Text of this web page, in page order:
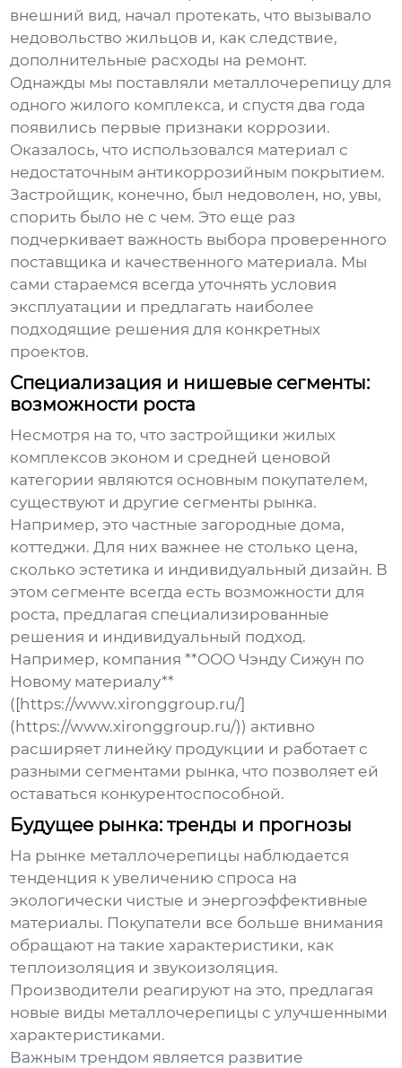
внешний вид, начал протекать, что вызывало
недовольство жильцов и, как следствие,
дополнительные расходы на ремонт.
Однажды мы поставляли металлочерепицу для
одного жилого комплекса, и спустя два года
появились первые признаки коррозии.
Оказалось, что использовался материал с
недостаточным антикоррозийным покрытием.
Застройщик, конечно, был недоволен, но, увы,
спорить было не с чем. Это еще раз
подчеркивает важность выбора проверенного
поставщика и качественного материала. Мы
сами стараемся всегда уточнять условия
эксплуатации и предлагать наиболее
подходящие решения для конкретных
проектов.
Специализация и нишевые сегменты:
возможности роста
Несмотря на то, что застройщики жилых
комплексов эконом и средней ценовой
категории являются основным покупателем,
существуют и другие сегменты рынка.
Например, это частные загородные дома,
коттеджи. Для них важнее не столько цена,
сколько эстетика и индивидуальный дизайн. В
этом сегменте всегда есть возможности для
роста, предлагая специализированные
решения и индивидуальный подход.
Например, компания **ООО Чэнду Сижун по
Новому материалу**
([https://www.xironggroup.ru/]
(https://www.xironggroup.ru/)) активно
расширяет линейку продукции и работает с
разными сегментами рынка, что позволяет ей
оставаться конкурентоспособной.
Будущее рынка: тренды и прогнозы
На рынке металлочерепицы наблюдается
тенденция к увеличению спроса на
экологически чистые и энергоэффективные
материалы. Покупатели все больше внимания
обращают на такие характеристики, как
теплоизоляция и звукоизоляция.
Производители реагируют на это, предлагая
новые виды металлочерепицы с улучшенными
характеристиками.
Важным трендом является развитие